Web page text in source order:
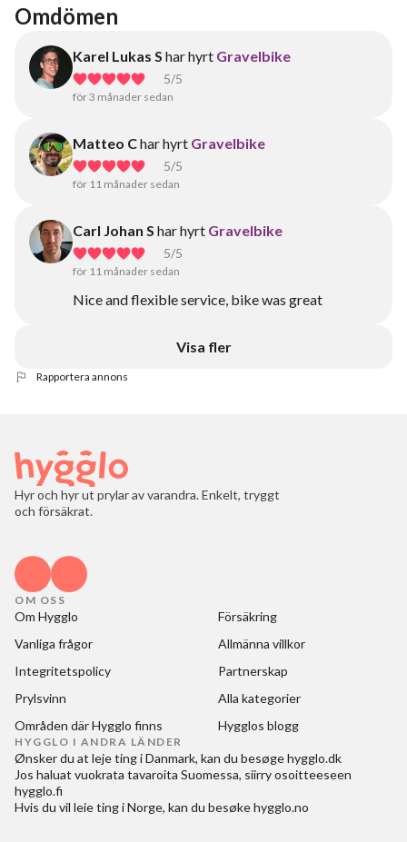
Omdömen
Karel Lukas S har hyrt Gravelbike
5/5
för 3 månader sedan
Matteo Char hyrt Gravelbike
5/5
för 11 månader sedan
Carl Johan S har hyrt Gravelbike
5/5
för 11 månader sedan
Nice and flexible service, bike was great
Visa fler
Rapportera annons
Hyr och hyr ut prylar av varandra. Enkelt, tryggt
och försäkrat.
OM OSS
Om Hygglo
Försäkring
Vanliga frågor
Allmänna villkor
Integritetspolicy
Partnerskap
Prylsvinn
Alla kategorier
Områden där Hygglo finns
Hygglos blogg
HYGGLO I ANDRA LÄNDER
Ønsker du at leje ting i Danmark, kan du besøgehygglo.dk
Jos haluat vuokrata tavaroita Suomessa, siirry osoitteeseen
hygglo.fi
Hvis du vil leie ting i Norge, kan du besøkehygglo.no